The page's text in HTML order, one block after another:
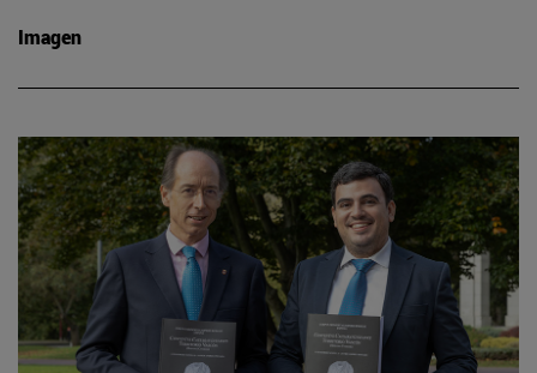
Imagen